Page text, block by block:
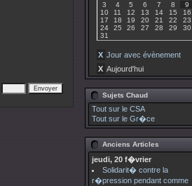
3
4 5 6 7 8
9
10
11 12 13 14 15
16
17
18 19 20 21 22
23
24
25 26 27 28 29
30
31
X Jour avec évènement
X Aujourd'hui
Sujets Chaud
Tout sur le CSA
Tout sur le Gr�ce
Anciens Articles
jeudi, 20 f�vrier
Solidarit� contre la
r�pression pendant comme